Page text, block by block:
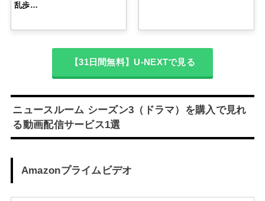
乱歩…
【31日間無料】U-NEXTで見る
ニュースルーム シーズン3（ドラマ）を購入で見れ
る動画配信サービス1選
Amazonプライムビデオ